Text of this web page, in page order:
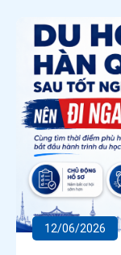
12/06/2026